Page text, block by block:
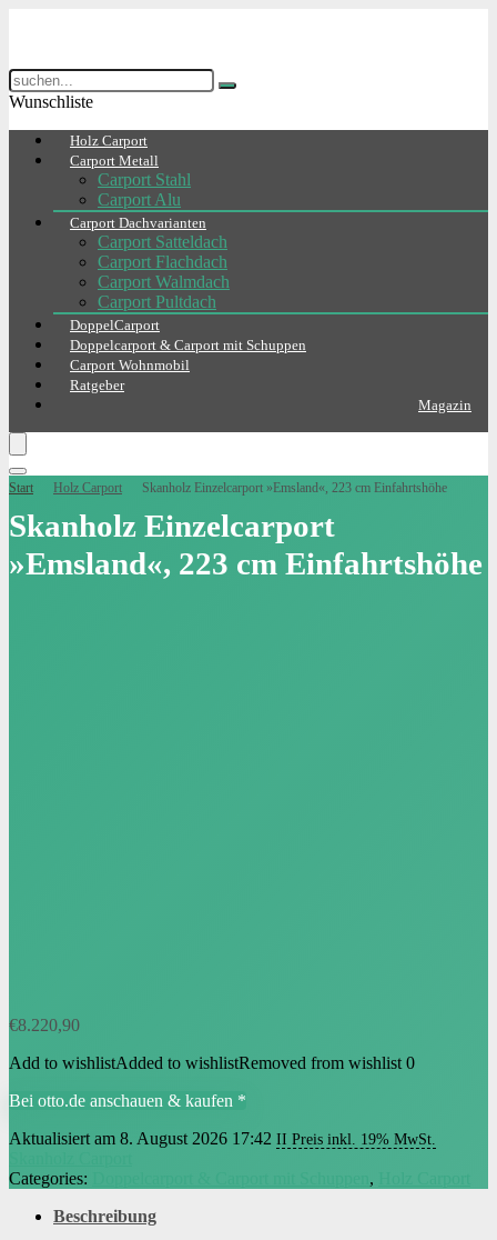
Wunschliste
Holz Carport
Carport Metall
Carport Stahl
Carport Alu
Carport Dachvarianten
Carport Satteldach
Carport Flachdach
Carport Walmdach
Carport Pultdach
DoppelCarport
Doppelcarport & Carport mit Schuppen
Carport Wohnmobil
Ratgeber
Magazin
Start Holz Carport Skanholz Einzelcarport »Emsland«, 223 cm Einfahrtshöhe
Skanholz Einzelcarport
»Emsland«, 223 cm Einfahrtshöhe
€8.220,90
Add to wishlistAdded to wishlistRemoved from wishlist 0
Bei otto.de anschauen & kaufen *
Aktualisiert am 8. August 2026 17:42 II Preis inkl. 19% MwSt.
Categories:
,
Beschreibung